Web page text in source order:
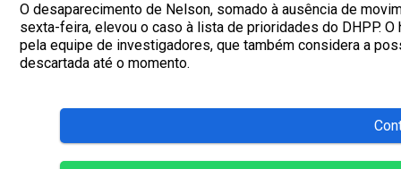
O desaparecimento de Nelson, somado à ausência de
sexta-feira, elevou o caso à lista de prioridades do DHPP.
pela equipe de investigadores, que também considera a
descartada até o momento.